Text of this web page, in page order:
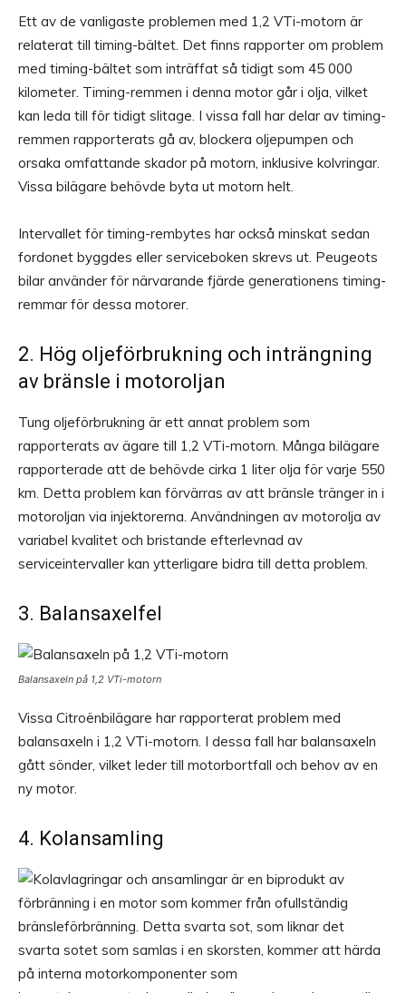
Ett av de vanligaste problemen med 1,2 VTi-motorn är
relaterat till timing-bältet. Det finns rapporter om problem
med timing-bältet som inträffat så tidigt som 45 000
kilometer. Timing-remmen i denna motor går i olja, vilket
kan leda till för tidigt slitage. I vissa fall har delar av timing-
remmen rapporterats gå av, blockera oljepumpen och
orsaka omfattande skador på motorn, inklusive kolvringar.
Vissa bilägare behövde byta ut motorn helt.
Intervallet för timing-rembytes har också minskat sedan
fordonet byggdes eller serviceboken skrevs ut. Peugeots
bilar använder för närvarande fjärde generationens timing-
remmar för dessa motorer.
2. Hög oljeförbrukning och inträngning
av bränsle i motoroljan
Tung oljeförbrukning är ett annat problem som
rapporterats av ägare till 1,2 VTi-motorn. Många bilägare
rapporterade att de behövde cirka 1 liter olja för varje 550
km. Detta problem kan förvärras av att bränsle tränger in i
motoroljan via injektorerna. Användningen av motorolja av
variabel kvalitet och bristande efterlevnad av
serviceintervaller kan ytterligare bidra till detta problem.
3. Balansaxelfel
Balansaxeln på 1,2 VTi-motorn
Vissa Citroënbilägare har rapporterat problem med
balansaxeln i 1,2 VTi-motorn. I dessa fall har balansaxeln
gått sönder, vilket leder till motorbortfall och behov av en
ny motor.
4. Kolansamling